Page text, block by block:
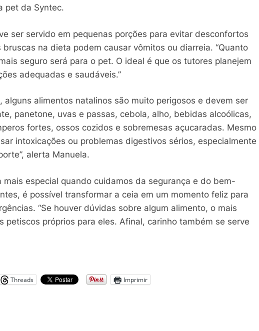
pet da Syntec.
ser servido em pequenas porções para evitar desconfortos
na dieta podem causar vômitos ou diarreia. “Quanto
seguro será para o pet. O ideal é que os tutores planejem
adequadas e saudáveis.”
alguns alimentos natalinos são muito perigosos e devem ser
panetone, uvas e passas, cebola, alho, bebidas alcoólicas,
fortes, ossos cozidos e sobremesas açucaradas. Mesmo
intoxicações ou problemas digestivos sérios, especialmente
alerta Manuela.
especial quando cuidamos da segurança e do bem-
é possível transformar a ceia em um momento feliz para
“Se houver dúvidas sobre algum alimento, o mais
petiscos próprios para eles. Afinal, carinho também se serve
Threads Imprimir